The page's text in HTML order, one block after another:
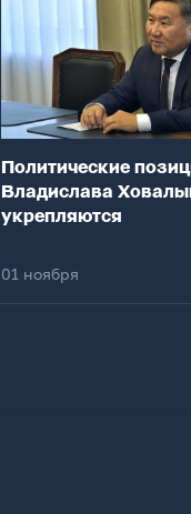
Политические
Владислава
укрепляются
01 ноября